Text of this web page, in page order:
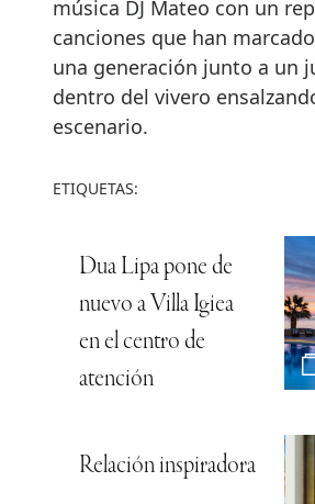
música DJ Mateo con un
canciones que han
una generación junto a un
dentro del vivero
escenario.
ETIQUETAS:
Dua Lipa pone de
nuevo a Villa Igiea
en el centro de
atención
Relación inspiradora